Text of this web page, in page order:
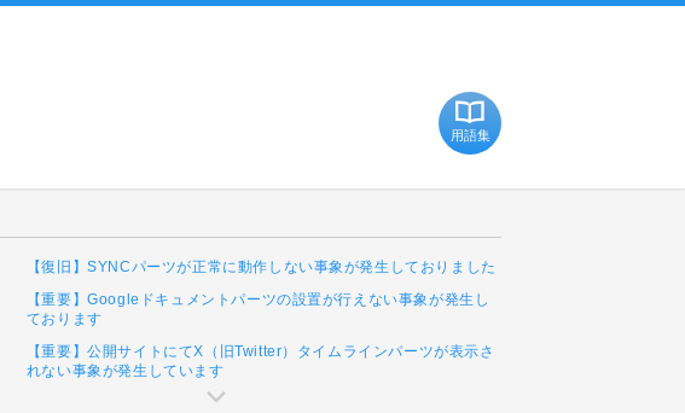
用語集
【復旧】SYNCパーツが正常に動作しない事象が発生しておりました
【重要】Googleドキュメントパーツの設置が行えない事象が発生し
ております
【重要】公開サイトにてX（旧Twitter）タイムラインパーツが表示さ
れない事象が発生しています